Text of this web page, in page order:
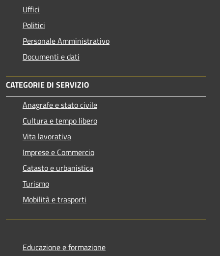
Uffici
Politici
Personale Amministrativo
Documenti e dati
CATEGORIE DI SERVIZIO
Anagrafe e stato civile
Cultura e tempo libero
Vita lavorativa
Imprese e Commercio
Catasto e urbanistica
Turismo
Mobilità e trasporti
Educazione e formazione